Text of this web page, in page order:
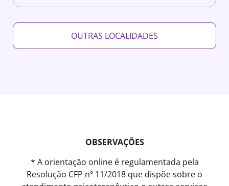
OUTRAS LOCALIDADES
OBSERVAÇÕES
* A orientação online é regulamentada pela
Resolução CFP nº 11/2018 que dispõe sobre o